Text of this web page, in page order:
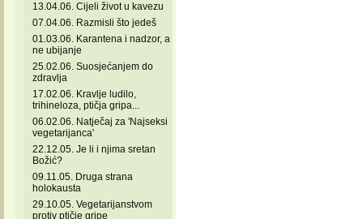
13.04.06. Cijeli život u kavezu
07.04.06. Razmisli što jedeš
01.03.06. Karantena i nadzor, a
ne ubijanje
25.02.06. Suosjećanjem do
zdravlja
17.02.06. Kravlje ludilo,
trihineloza, ptičja gripa...
06.02.06. Natječaj za 'Najseksi
vegetarijanca'
22.12.05. Je li i njima sretan
Božić?
09.11.05. Druga strana
holokausta
29.10.05. Vegetarijanstvom
protiv ptičje gripe